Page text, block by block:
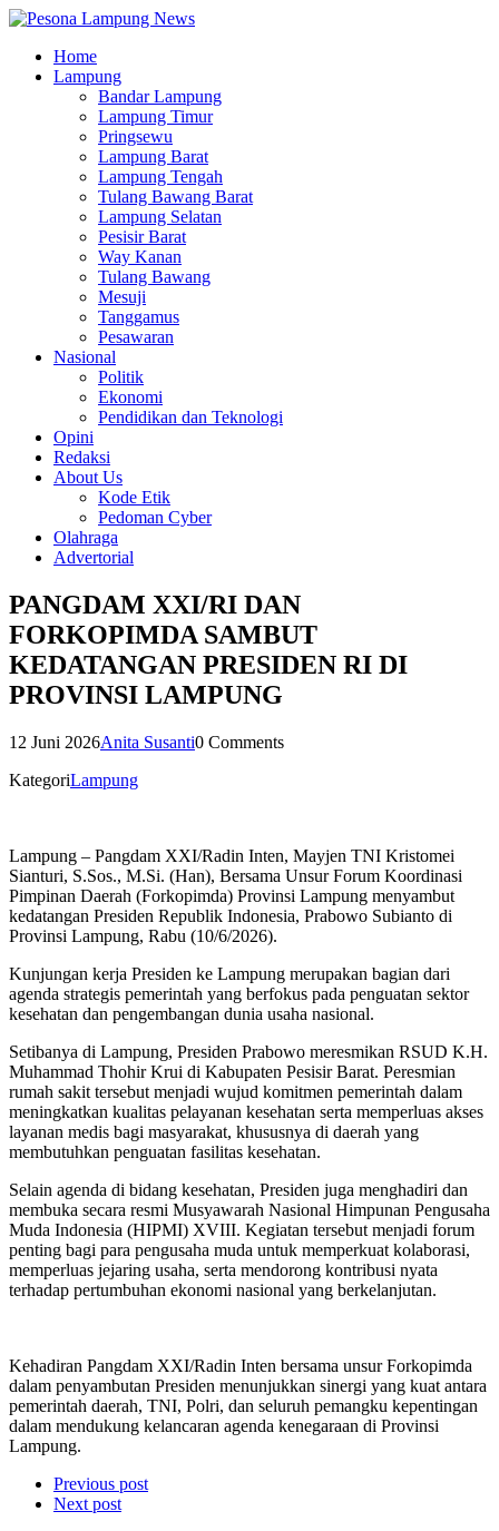
Home
Lampung
Bandar Lampung
Lampung Timur
Pringsewu
Lampung Barat
Lampung Tengah
Tulang Bawang Barat
Lampung Selatan
Pesisir Barat
Way Kanan
Tulang Bawang
Mesuji
Tanggamus
Pesawaran
Nasional
Politik
Ekonomi
Pendidikan dan Teknologi
Opini
Redaksi
About Us
Kode Etik
Pedoman Cyber
Olahraga
Advertorial
PANGDAM XXI/RI DAN
FORKOPIMDA SAMBUT
KEDATANGAN PRESIDEN RI DI
PROVINSI LAMPUNG
12 Juni 2026Anita Susanti0 Comments
KategoriLampung
Lampung – Pangdam XXI/Radin Inten, Mayjen TNI Kristomei
Sianturi, S.Sos., M.Si. (Han), Bersama Unsur Forum Koordinasi
Pimpinan Daerah (Forkopimda) Provinsi Lampung menyambut
kedatangan Presiden Republik Indonesia, Prabowo Subianto di
Provinsi Lampung, Rabu (10/6/2026).
Kunjungan kerja Presiden ke Lampung merupakan bagian dari
agenda strategis pemerintah yang berfokus pada penguatan sektor
kesehatan dan pengembangan dunia usaha nasional.
Setibanya di Lampung, Presiden Prabowo meresmikan RSUD K.H.
Muhammad Thohir Krui di Kabupaten Pesisir Barat. Peresmian
rumah sakit tersebut menjadi wujud komitmen pemerintah dalam
meningkatkan kualitas pelayanan kesehatan serta memperluas akses
layanan medis bagi masyarakat, khususnya di daerah yang
membutuhkan penguatan fasilitas kesehatan.
Selain agenda di bidang kesehatan, Presiden juga menghadiri dan
membuka secara resmi Musyawarah Nasional Himpunan Pengusaha
Muda Indonesia (HIPMI) XVIII. Kegiatan tersebut menjadi forum
penting bagi para pengusaha muda untuk memperkuat kolaborasi,
memperluas jejaring usaha, serta mendorong kontribusi nyata
terhadap pertumbuhan ekonomi nasional yang berkelanjutan.
Kehadiran Pangdam XXI/Radin Inten bersama unsur Forkopimda
dalam penyambutan Presiden menunjukkan sinergi yang kuat antara
pemerintah daerah, TNI, Polri, dan seluruh pemangku kepentingan
dalam mendukung kelancaran agenda kenegaraan di Provinsi
Lampung.
Previous post
Next post